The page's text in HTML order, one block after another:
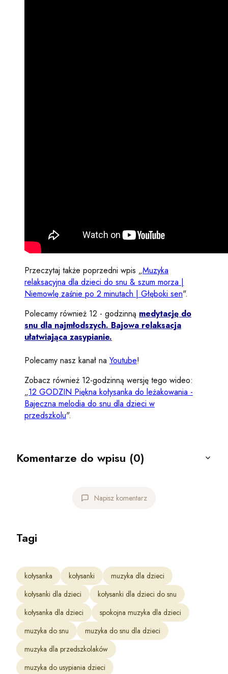
Przeczytaj także poprzedni wpis „Muzyka
relaksacyjna dla dzieci do snu & szum morza |
Niemowlę zaśnie po 2 minutach | Głęboki sen".
Polecamy również 12 - godzinną medytację do
snu dla najmłodszych. Bajowa relaksacja
ułatwiająca zasypianie.
Polecamy nasz kanał na Youtube!
Zobacz również 12-godzinną wersję tego wideo:
„12 GODZIN Piękna kołysanka do leżakowania -
Bajeczna melodia do snu dla dzieci w
przedszkolu".
Komentarze do wpisu (0)
Napisz komentarz
Tagi
kołysanka kołysanki
muzyka dla dzieci
kołysanki dla dzieci
kołysanki dla dzieci do snu
kołysanka dla dzieci
spokojna muzyka dla dzieci
muzyka do snu
muzyka do snu dla dzieci
muzyka dla przedszkolaków
muzyka do usypiania dzieci